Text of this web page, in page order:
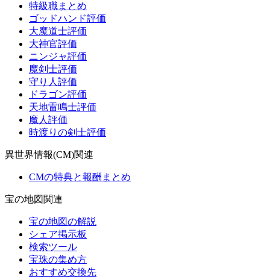
特級職まとめ
ゴッドハンド評価
大魔道士評価
大神官評価
ニンジャ評価
魔剣士評価
守り人評価
ドラゴン評価
天地雷鳴士評価
魔人評価
時渡りの剣士評価
異世界情報(CM)関連
CMの特典と報酬まとめ
宝の地図関連
宝の地図の解説
シェア掲示板
検索ツール
宝珠の集め方
おすすめ交換先